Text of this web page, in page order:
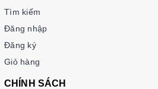
Tìm kiếm
Đăng nhập
Đăng ký
Giỏ hàng
CHÍNH SÁCH